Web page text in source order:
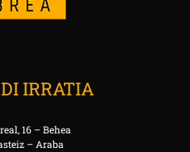
IRRATIA
16 – Behea
– Araba